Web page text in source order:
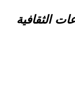
الثقافية